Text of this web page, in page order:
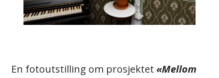
En fotoutstilling om prosjektet «Mellom